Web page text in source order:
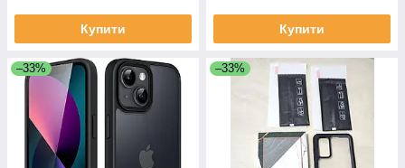
Купити Купити
–33% –33%